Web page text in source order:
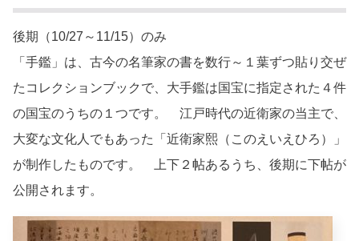
後期（10/27～11/15）のみ
「手鑑」は、古今の名筆家の書を数行～１葉ずつ貼り交ぜ
たコレクションブックで、大手鑑は国宝に指定された４件
の国宝のうちの１つです。 江戸時代の近衛家の当主で、
大変な文化人でもあった「近衛家熙（このえいえひろ）」
が制作したものです。 上下２帖あるうち、後期に下帖が
公開されます。